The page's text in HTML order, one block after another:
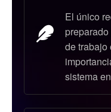
El único
de trabajo
sistema